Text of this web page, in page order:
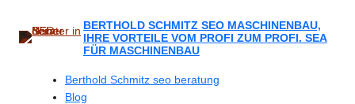
springen
BERTHOLD SCHMITZ SEO MASCHINENBAU,
IHRE VORTEILE VOM PROFI ZUM PROFI. SEA
FÜR MASCHINENBAU
Berthold Schmitz seo beratung
Blog